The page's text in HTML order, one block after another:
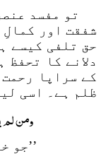
تو مفسد
شفقت اور
حق تلفی کیسے
دلانے کا
کے سراپا
ظلم ہے۔ اسی
ومن لم
’’جو